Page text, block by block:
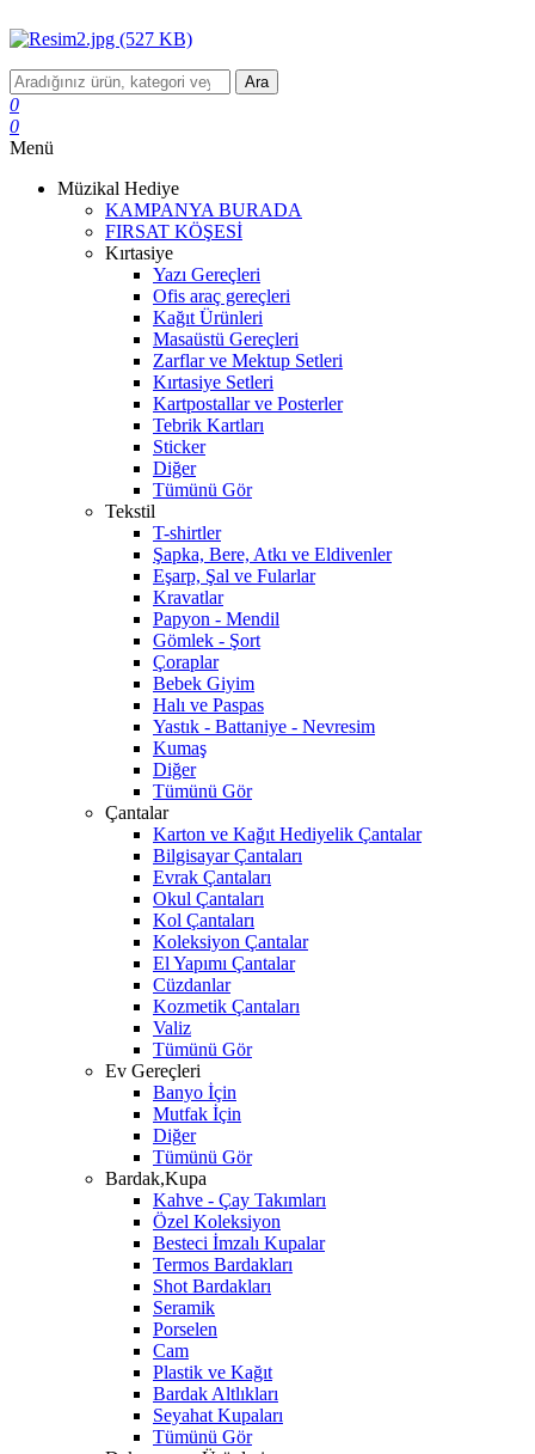
Ara
0
0
Menü
Müzikal Hediye
KAMPANYA BURADA
FIRSAT KÖŞESİ
Kırtasiye
Yazı Gereçleri
Ofis araç gereçleri
Kağıt Ürünleri
Masaüstü Gereçleri
Zarflar ve Mektup Setleri
Kırtasiye Setleri
Kartpostallar ve Posterler
Tebrik Kartları
Sticker
Diğer
Tümünü Gör
Tekstil
T-shirtler
Şapka, Bere, Atkı ve Eldivenler
Eşarp, Şal ve Fularlar
Kravatlar
Papyon - Mendil
Gömlek - Şort
Çoraplar
Bebek Giyim
Halı ve Paspas
Yastık - Battaniye - Nevresim
Kumaş
Diğer
Tümünü Gör
Çantalar
Karton ve Kağıt Hediyelik Çantalar
Bilgisayar Çantaları
Evrak Çantaları
Okul Çantaları
Kol Çantaları
Koleksiyon Çantalar
El Yapımı Çantalar
Cüzdanlar
Kozmetik Çantaları
Valiz
Tümünü Gör
Ev Gereçleri
Banyo İçin
Mutfak İçin
Diğer
Tümünü Gör
Bardak,Kupa
Kahve - Çay Takımları
Özel Koleksiyon
Besteci İmzalı Kupalar
Termos Bardakları
Shot Bardakları
Seramik
Porselen
Cam
Plastik ve Kağıt
Bardak Altlıkları
Seyahat Kupaları
Tümünü Gör